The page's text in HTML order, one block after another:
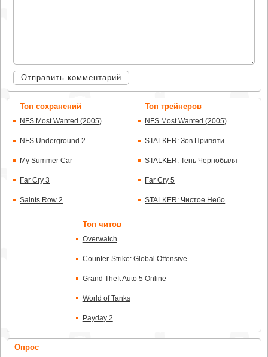
Топ сохранений
NFS Most Wanted (2005)
NFS Underground 2
My Summer Car
Far Cry 3
Saints Row 2
Топ трейнеров
NFS Most Wanted (2005)
STALKER: Зов Припяти
STALKER: Тень Чернобыля
Far Cry 5
STALKER: Чистое Небо
Топ читов
Overwatch
Counter-Strike: Global Offensive
Grand Theft Auto 5 Online
World of Tanks
Payday 2
Отправить комментарий
Опрос